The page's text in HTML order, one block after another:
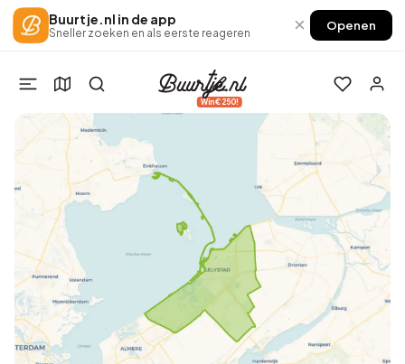
Buurtje.nl in de app
Sneller zoeken en als eerste reageren × Openen
Win €250!